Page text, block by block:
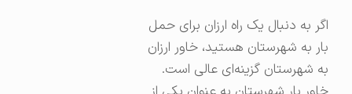
اگر به دنبال یک راه ارزان برای حمل
بار به شهرستان هستید، خاور ارزان
به شهرستان گزینه‌ای عالی است.